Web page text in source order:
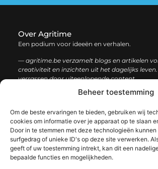
Beheer toestemming
Om de beste ervaringen te bieden, gebruiken wij
cookies om informatie over je apparaat op te slaan
Door in te stemmen met deze technologieën
surfgedrag of unieke ID's op deze site verwerken.
geeft of uw toestemming intrekt, kan dit een
bepaalde functies en mogelijkheden.
Over Agritime
Een podium voor ideeën en verhalen.
— agritime.be verzamelt blogs en artikelen
creativiteit en inzichten uit het dagelijks
verrassen door uiteenlopende content.
informatie